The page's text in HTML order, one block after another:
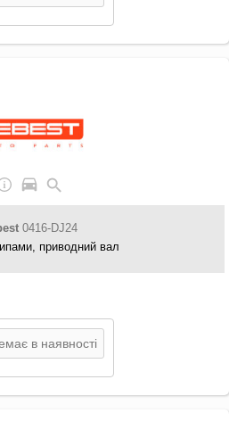
0416-DJ24
приводний вал
в наявності